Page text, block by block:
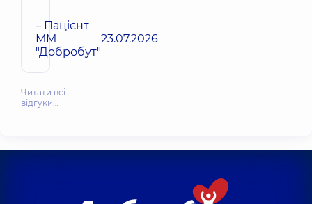
– Пацієнт
ММ
"Добробут"
23.07.2026
Читати всі
відгуки…